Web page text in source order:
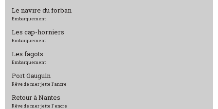
Le navire du forban
Embarquement
Les cap-horniers
Embarquement
Les fagots
Embarquement
Port Gauguin
Rêve de mer jette l'ancre
Retour à Nantes
Rêve de mer jette l'encre